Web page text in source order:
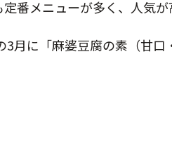
番メニューが多く、人気が
3月に「麻婆豆腐の素（甘